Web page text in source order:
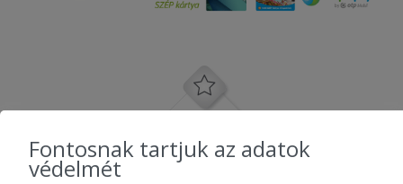
Fontosnak tartjuk az adatok
védelmét